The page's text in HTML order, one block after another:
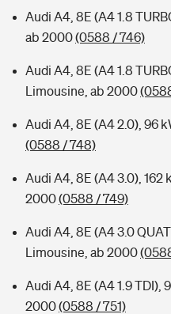
Audi A4, 8E (A4 1.8
ab 2000(0588 / 746)
Audi A4, 8E (A4 1.8
Limousine, ab 2000
Audi A4, 8E (A4 2.0), 96
(0588 / 748)
Audi A4, 8E (A4 3.0), 162
2000(0588 / 749)
Audi A4, 8E (A4 3.0
Limousine, ab 2000
Audi A4, 8E (A4 1.9 TDI),
2000(0588 / 751)